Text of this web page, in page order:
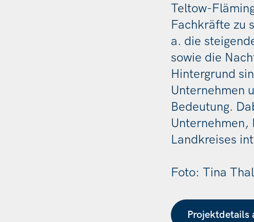
Teltow-
Fachkräfte zu
a. die
sowie die
Hintergrund
Unternehmen
Bedeutung.
Unternehmen,
Landkreises
Foto: Tina
Projektdetails